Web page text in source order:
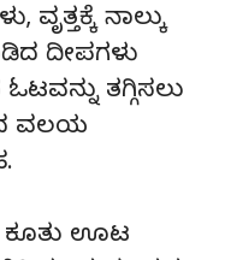
ವೃತ್ತಕ್ಕೆ ನಾಲ್ಕು
ದೀಪಗಳು
ತಗ್ಗಿಸಲು
ವಲಯ
ಕೂತು ಊಟ